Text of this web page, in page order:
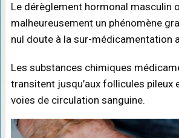
Le dérèglement hormonal masculin
malheureusement un phénomène
nul doute à la sur-médicamentation
Les substances chimiques
transitent jusqu’aux follicules pileux
voies de circulation sanguine.